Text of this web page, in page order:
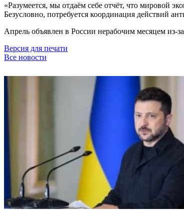
«Разумеется, мы отдаём себе отчёт, что мировой
Безусловно, потребуется координация действий
Апрель объявлен в России нерабочим месяцем из-
Версия для печати
Все новости